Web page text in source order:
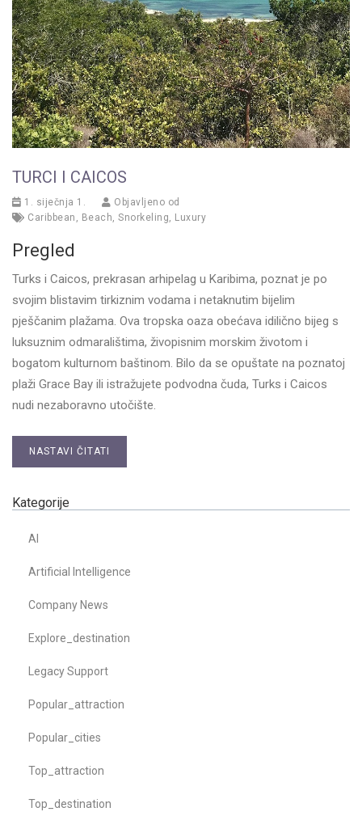
TURCI I CAICOS
1. siječnja 1.
Objavljeno od
Caribbean , Beach, Snorkeling, Luxury
Pregled
Turks i Caicos, prekrasan arhipelag u Karibima, poznat je po
svojim blistavim tirkiznim vodama i netaknutim bijelim
pješčanim plažama. Ova tropska oaza obećava idilično bijeg s
luksuznim odmaralištima, živopisnim morskim životom i
bogatom kulturnom baštinom. Bilo da se opuštate na poznatoj
plaži Grace Bay ili istražujete podvodna čuda, Turks i Caicos
nudi nezaboravno utočište.
NASTAVI ČITATI
Kategorije
AI
Artificial Intelligence
Company News
Explore_destination
Legacy Support
Popular_attraction
Popular_cities
Top_attraction
Top_destination